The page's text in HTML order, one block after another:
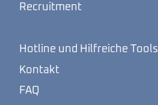
Recruitment
Hotline und Hilfreiche Tools
Kontakt
FAQ